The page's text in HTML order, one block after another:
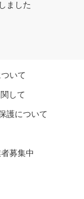
ました
いて
して
護について
募集中